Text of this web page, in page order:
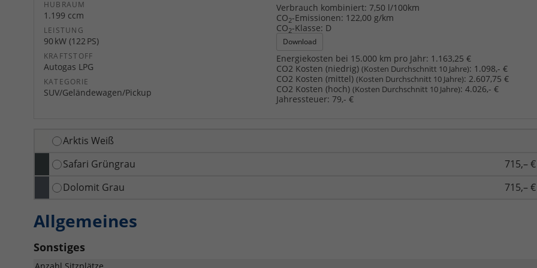
HUBRAUM
1.199 ccm
LEISTUNG
90 kW (122 PS)
KRAFTSTOFF
Autogas LPG
KATEGORIE
SUV/Geländewagen/Pickup
Verbrauch kombiniert: 7,50 l/100km
CO2-Emissionen: 122,00 g/km
CO2-Klasse: D
Download
Energiekosten bei 15.000 km pro Jahr: 1.163,25 €
CO2 Kosten (niedrig) (Kosten Durchschnitt 10 Jahre): 1.098,- €
CO2 Kosten (mittel) (Kosten Durchschnitt 10 Jahre): 2.607,75 €
CO2 Kosten (hoch) (Kosten Durchschnitt 10 Jahre): 4.026,- €
Jahressteuer: 79,- €
Arktis Weiß
Safari Grüngrau
715,– €
Dolomit Grau
715,– €
Allgemeines
Sonstiges